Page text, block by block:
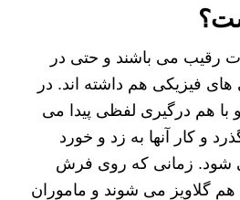
رقیب می باشند و حتی در
فیزیکی هم داشته اند. در
با هم درگیری لفظی پیدا می
و کار آنها به زد و خورد
شود. زمانی که روی فرش
هم گلاویز می شوند و ماموران